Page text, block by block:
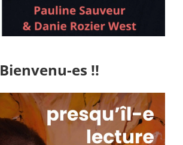
Bienvenu-es !!